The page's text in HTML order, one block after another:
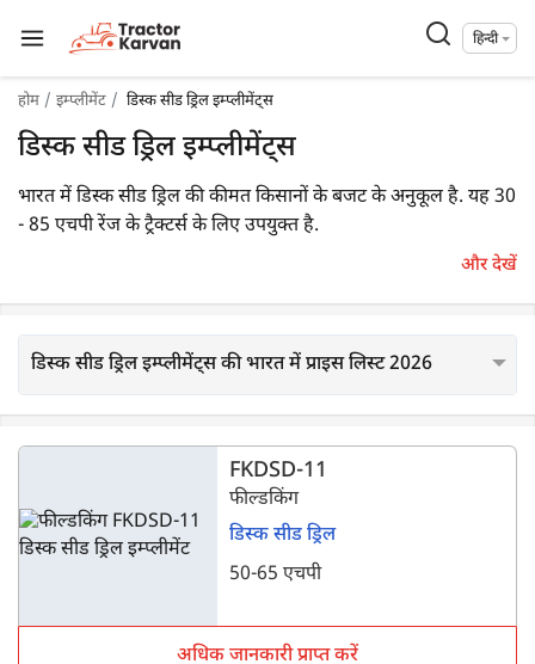
हिन्दी
होम इम्प्लीमेंट डिस्क सीड ड्रिल इम्प्लीमेंट्स
डिस्क सीड ड्रिल इम्प्लीमेंट्स
भारत में डिस्क सीड ड्रिल की कीमत किसानों के बजट के अनुकूल है. यह 30
- 85 एचपी रेंज के ट्रैक्टर्स के लिए उपयुक्त है.
और देखें
डिस्क सीड ड्रिल इम्प्लीमेंट्स की भारत में प्राइस लिस्ट 2026
FKDSD-11
फील्डकिंग
डिस्क सीड ड्रिल
50-65 एचपी
अधिक जानकारी प्राप्त करें